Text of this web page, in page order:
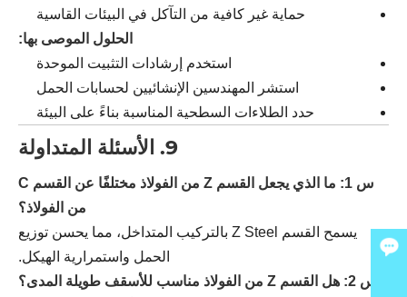
حماية غير كافية من التآكل في البيئات القاسية
الحلول الموصى بها:
استخدم إرشادات التثبيت الموحدة
استشر المهندسين الإنشائيين لحسابات الحمل
حدد الطلاءات السطحية المناسبة بناءً على البيئة
9. الأسئلة المتداولة
س 1: ما الذي يجعل القسم Z من الفولاذ مختلفًا عن القسم C
من الفولاذ؟
يسمح القسم Z Steel بالتركيب المتداخل، مما يحسن توزيع
الحمل واستمرارية الهيكل.
س 2: هل القسم Z من الفولاذ مناسب للأسقف طويلة المدى؟